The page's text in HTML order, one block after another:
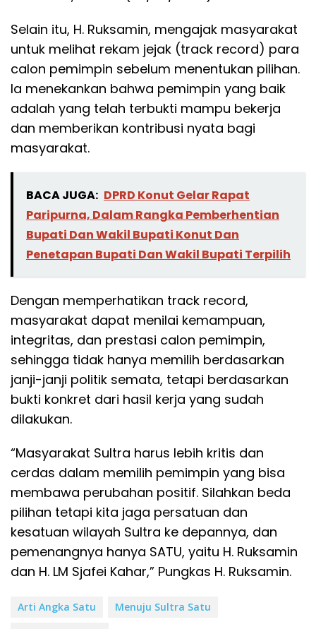
Selain itu, H. Ruksamin, mengajak masyarakat
untuk melihat rekam jejak (track record) para
calon pemimpin sebelum menentukan pilihan.
Ia menekankan bahwa pemimpin yang baik
adalah yang telah terbukti mampu bekerja
dan memberikan kontribusi nyata bagi
masyarakat.
BACA JUGA: DPRD Konut Gelar Rapat
Paripurna, Dalam Rangka Pemberhentian
Bupati Dan Wakil Bupati Konut Dan
Penetapan Bupati Dan Wakil Bupati Terpilih
Dengan memperhatikan track record,
masyarakat dapat menilai kemampuan,
integritas, dan prestasi calon pemimpin,
sehingga tidak hanya memilih berdasarkan
janji-janji politik semata, tetapi berdasarkan
bukti konkret dari hasil kerja yang sudah
dilakukan.
“Masyarakat Sultra harus lebih kritis dan
cerdas dalam memilih pemimpin yang bisa
membawa perubahan positif. Silahkan beda
pilihan tetapi kita jaga persatuan dan
kesatuan wilayah Sultra ke depannya, dan
pemenangnya hanya SATU, yaitu H. Ruksamin
dan H. LM Sjafei Kahar,” Pungkas H. Ruksamin.
Arti Angka Satu
Menuju Sultra Satu